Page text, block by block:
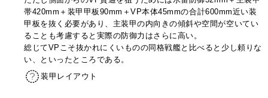
帯420mm＋装甲甲板90mm＋VP本体45mmの合計600mm近い装
甲板を抜く必要があり、主装甲の内向きの傾斜や空間が空いてい
ることも考慮すると実際の防御力はさらに高い。
総じてVPこそ抜かれにくいものの同格戦艦と比べると少し頼りな
い、といったところである。
装甲レイアウト